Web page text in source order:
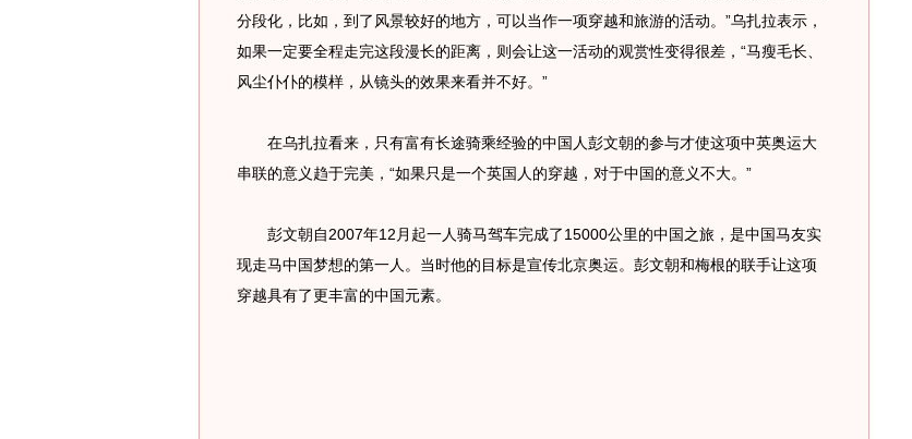
分段化，比如，到了风景较好的地方，可以当作一项穿越和旅游的活动。”乌扎拉表示，
如果一定要全程走完这段漫长的距离，则会让这一活动的观赏性变得很差，“马瘦毛长、
风尘仆仆的模样，从镜头的效果来看并不好。”
在乌扎拉看来，只有富有长途骑乘经验的中国人彭文朝的参与才使这项中英奥运大
串联的意义趋于完美，“如果只是一个英国人的穿越，对于中国的意义不大。”
彭文朝自2007年12月起一人骑马驾车完成了15000公里的中国之旅，是中国马友实
现走马中国梦想的第一人。当时他的目标是宣传北京奥运。彭文朝和梅根的联手让这项
穿越具有了更丰富的中国元素。